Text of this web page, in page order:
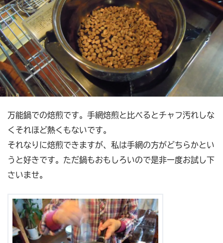
万能鍋での焙煎です。手網焙煎と比べるとチャフ汚れしな
くそれほど熱くもないです。
それなりに焙煎できますが、私は手網の方がどちらかとい
うと好きです。ただ鍋もおもしろいので是非一度お試し下
さいませ。